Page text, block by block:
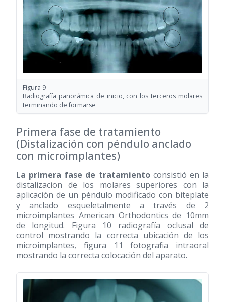
Figura 9
Radiografía panorámica de inicio, con los terceros molares
terminando de formarse
Primera fase de tratamiento
(Distalización con péndulo anclado
con microimplantes)
La primera fase de tratamientoconsistió en la
distalizacion de los molares superiores con la
aplicación de un péndulo modificado con biteplate
y anclado esqueletalmente a través de 2
microimplantes American Orthodontics de 10mm
de longitud. Figura 10 radiografía oclusal de
control mostrando la correcta ubicación de los
microimplantes, figura 11 fotografia intraoral
mostrando la correcta colocación del aparato.